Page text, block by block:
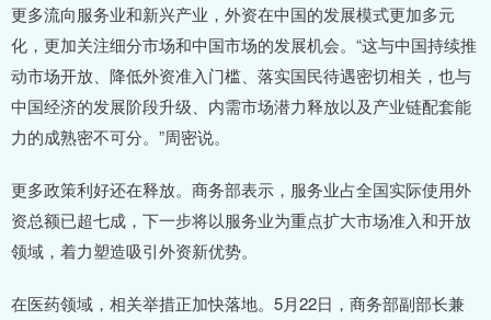
更多流向服务业和新兴产业，外资在中国的发展模式更加多元
化，更加关注细分市场和中国市场的发展机会。“这与中国持续推
动市场开放、降低外资准入门槛、落实国民待遇密切相关，也与
中国经济的发展阶段升级、内需市场潜力释放以及产业链配套能
力的成熟密不可分。”周密说。
更多政策利好还在释放。商务部表示，服务业占全国实际使用外
资总额已超七成，下一步将以服务业为重点扩大市场准入和开放
领域，着力塑造吸引外资新优势。
在医药领域，相关举措正加快落地。5月22日，商务部副部长兼